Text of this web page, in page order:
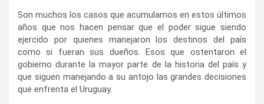
Son muchos los casos que acumulamos en estos últimos
años que nos hacen pensar que el poder sigue siendo
ejercido por quienes manejaron los destinos del país
como si fueran sus dueños. Esos que ostentaron el
gobierno durante la mayor parte de la historia del país y
que siguen manejando a su antojo las grandes decisiones
que enfrenta el Uruguay.